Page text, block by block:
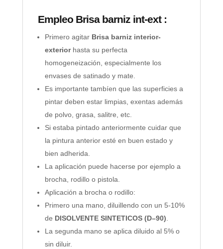
Empleo Brisa barniz int-ext :
Primero agitar Brisa barniz interior-
exteriorhasta su perfecta
homogeneización, especialmente los
envases de satinado y mate.
Es importante tambíen que las superficies a
pintar deben estar limpias, exentas además
de polvo, grasa, salitre, etc.
Si estaba pintado anteriormente cuidar que
la pintura anterior esté en buen estado y
bien adherida.
La aplicación puede hacerse por ejemplo a
brocha, rodillo o pistola.
Aplicación a brocha o rodillo:
Primero una mano, diluillendo con un 5-10%
de DISOLVENTE SINTETICOS (D–90).
La segunda mano se aplica diluido al 5% o
sin diluir.